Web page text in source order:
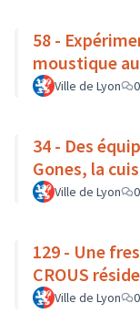
58 -
moustique
Ville de Lyon 0
34 - Des
Gones, la
Ville de Lyon 0
129 - Une
CROUS
Ville de Lyon 0